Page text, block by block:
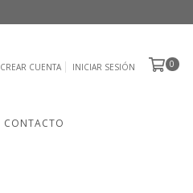
CREAR CUENTA INICIAR SESIÓN 0
CONTACTO